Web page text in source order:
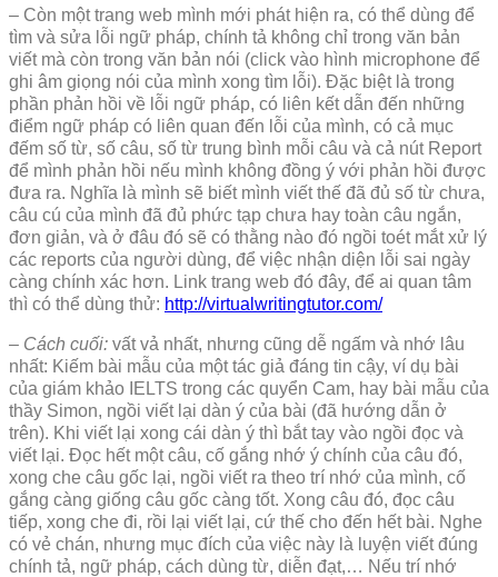
– Còn một trang web mình mới phát hiện ra, có thể dùng để
tìm và sửa lỗi ngữ pháp, chính tả không chỉ trong văn bản
viết mà còn trong văn bản nói (click vào hình microphone để
ghi âm giọng nói của mình xong tìm lỗi). Đặc biệt là trong
phần phản hồi về lỗi ngữ pháp, có liên kết dẫn đến những
điểm ngữ pháp có liên quan đến lỗi của mình, có cả mục
đếm số từ, số câu, số từ trung bình mỗi câu và cả nút Report
để mình phản hồi nếu mình không đồng ý với phản hồi được
đưa ra. Nghĩa là mình sẽ biết mình viết thế đã đủ số từ chưa,
câu cú của mình đã đủ phức tạp chưa hay toàn câu ngắn,
đơn giản, và ở đâu đó sẽ có thằng nào đó ngồi toét mắt xử lý
các reports của người dùng, để việc nhận diện lỗi sai ngày
càng chính xác hơn. Link trang web đó đây, để ai quan tâm
thì có thể dùng thử: http://virtualwritingtutor.com/
– Cách cuối: vất vả nhất, nhưng cũng dễ ngấm và nhớ lâu
nhất: Kiếm bài mẫu của một tác giả đáng tin cậy, ví dụ bài
của giám khảo IELTS trong các quyển Cam, hay bài mẫu của
thầy Simon, ngồi viết lại dàn ý của bài (đã hướng dẫn ở
trên). Khi viết lại xong cái dàn ý thì bắt tay vào ngồi đọc và
viết lại. Đọc hết một câu, cố gắng nhớ ý chính của câu đó,
xong che câu gốc lại, ngồi viết ra theo trí nhớ của mình, cố
gắng càng giống câu gốc càng tốt. Xong câu đó, đọc câu
tiếp, xong che đi, rồi lại viết lại, cứ thế cho đến hết bài. Nghe
có vẻ chán, nhưng mục đích của việc này là luyện viết đúng
chính tả, ngữ pháp, cách dùng từ, diễn đạt,… Nếu trí nhớ